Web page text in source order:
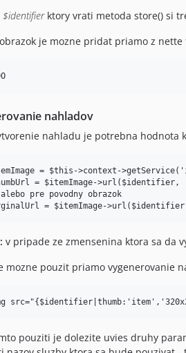
$identifierktory vrati metoda store() si
je mozne pridat priamo z
nahladov
nahladu je potrebna hodnota
= $this->context-
= $itemImage->url($identifier,
pre povodny obrazok
v pripade ze zmensenina ktora sa da
mozne pouzit priamo vygenerovanie
pouziti je dolezite uvies druhy